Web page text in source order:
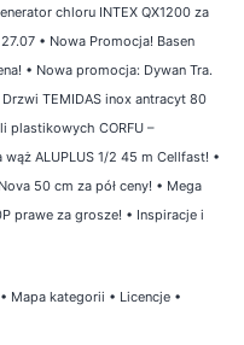
chloru INTEX QX1200 za
• Nowa Promocja! Basen
• Nowa promocja: Dywan Tra.
TEMIDAS inox antracyt 80
plastikowych CORFU –
wąż ALUPLUS 1/2 45 m Cellfast! •
50 cm za pół ceny! • Mega
prawe za grosze! • Inspiracje i
• Mapa kategorii • Licencje •